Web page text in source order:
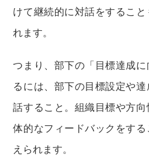
けて継続的に対話をするこ
れます。
つまり、部下の「目標達成
るには、部下の目標設定や
話すること。組織目標や方
体的なフィードバックをす
えられます。